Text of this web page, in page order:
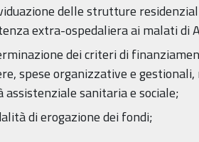
delle strutture
extra-ospedaliera ai malati di
dei criteri di
spese organizzative e
assistenziale sanitaria e sociale;
di erogazione dei fondi;